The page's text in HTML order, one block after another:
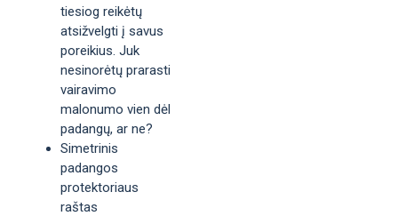
tiesiog reikėtų
atsižvelgti į savus
poreikius. Juk
nesinorėtų prarasti
vairavimo
malonumo vien dėl
padangų, ar ne?
Simetrinis
padangos
protektoriaus
raštas